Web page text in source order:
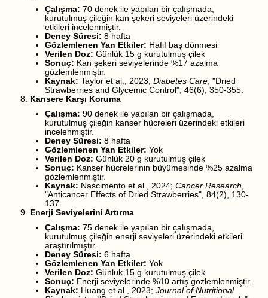
Çalışma: 70 denek ile yapılan bir çalışmada,
kurutulmuş çileğin kan şekeri seviyeleri üzerindeki
etkileri incelenmiştir.
Deney Süresi: 8 hafta
Gözlemlenen Yan Etkiler: Hafif baş dönmesi
Verilen Doz: Günlük 15 g kurutulmuş çilek
Sonuç: Kan şekeri seviyelerinde %17 azalma
gözlemlenmiştir.
Kaynak: Taylor et al., 2023; Diabetes Care, "Dried
Strawberries and Glycemic Control", 46(6), 350-355.
Kansere Karşı Koruma
Çalışma: 90 denek ile yapılan bir çalışmada,
kurutulmuş çileğin kanser hücreleri üzerindeki etkileri
incelenmiştir.
Deney Süresi: 8 hafta
Gözlemlenen Yan Etkiler: Yok
Verilen Doz: Günlük 20 g kurutulmuş çilek
Sonuç: Kanser hücrelerinin büyümesinde %25 azalma
gözlemlenmiştir.
Kaynak: Nascimento et al., 2024; Cancer Research,
"Anticancer Effects of Dried Strawberries", 84(2), 130-
137.
Enerji Seviyelerini Artırma
Çalışma: 75 denek ile yapılan bir çalışmada,
kurutulmuş çileğin enerji seviyeleri üzerindeki etkileri
araştırılmıştır.
Deney Süresi: 6 hafta
Gözlemlenen Yan Etkiler: Yok
Verilen Doz: Günlük 15 g kurutulmuş çilek
Sonuç: Enerji seviyelerinde %10 artış gözlemlenmiştir.
Kaynak: Huang et al., 2023; Journal of Nutritional